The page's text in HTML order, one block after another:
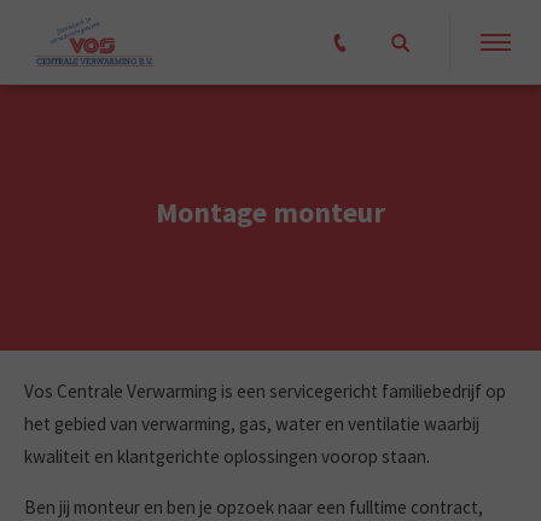
Montage monteur
Vos Centrale Verwarming is een servicegericht familiebedrijf op
het gebied van verwarming, gas, water en ventilatie waarbij
kwaliteit en klantgerichte oplossingen voorop staan.
Ben jij monteur en ben je opzoek naar een fulltime contract,